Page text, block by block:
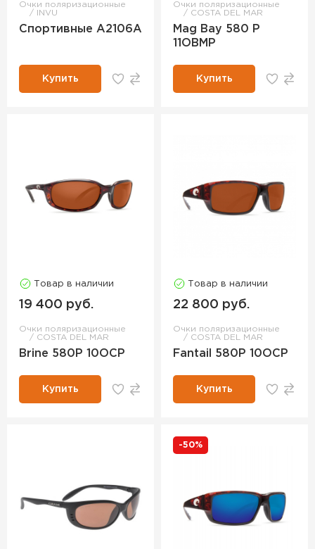
Очки поляризационные
INVU
Спортивные A2106A
Купить
Очки поляризационные
COSTA DEL MAR
Mag Bay 580 P
11OBMP
Купить
Товар в наличии
19 400 руб.
Очки поляризационные
COSTA DEL MAR
Brine 580P 10OCP
Купить
Товар в наличии
22 800 руб.
Очки поляризационные
COSTA DEL MAR
Fantail 580P 10OCP
Купить
-50%